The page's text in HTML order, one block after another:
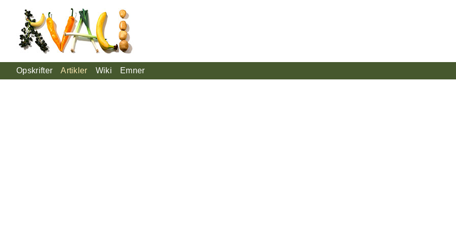
Opskrifter Artikler Wiki Emner